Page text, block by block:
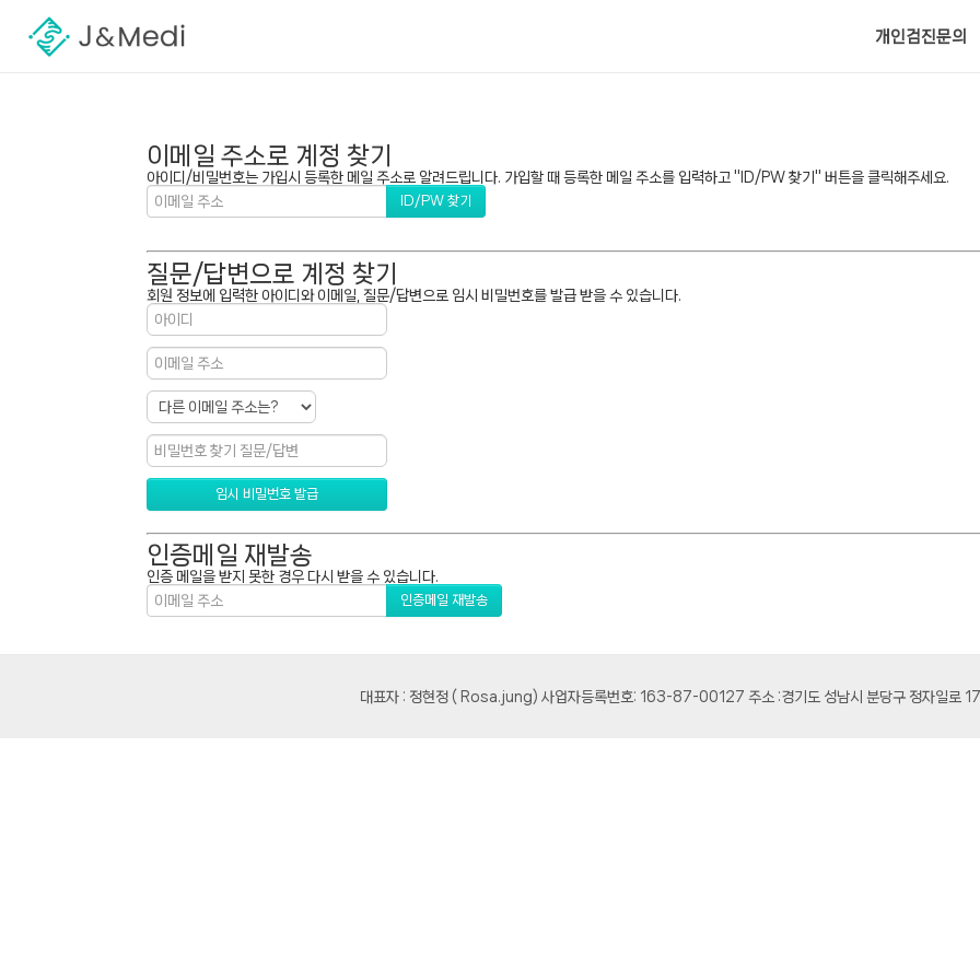
개인검진문의
이메일 주소로 계정 찾기
아이디/비밀번호는 가입시 등록한 메일 주소로 알려드립니다. 가입할 때 등록한 메일 주소를 입력하고 "ID/PW 찾기" 버튼을 클릭해주세요.
질문/답변으로 계정 찾기
회원 정보에 입력한 아이디와 이메일, 질문/답변으로 임시 비밀번호를 발급 받을 수 있습니다.
인증메일 재발송
인증 메일을 받지 못한 경우 다시 받을 수 있습니다.
대표자 : 정현정 ( Rosa.jung) 사업자등록번호: 163-87-00127 주소 :경기도 성남시 분당구 정자일로